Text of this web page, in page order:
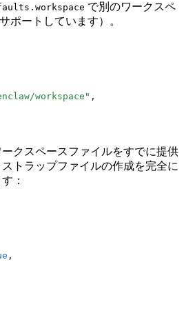
で別のワークスペ
ポートしています）。
workspace" ,
クスペースファイルをすでに提供
トラップファイルの作成を完全に
：
,